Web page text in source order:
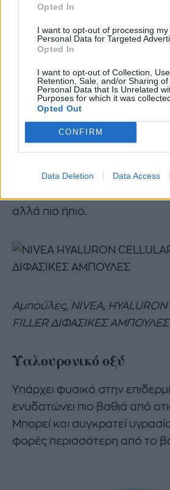
Opted In
I want to opt-out of processing my
Personal Data for Targeted
Opted In
I want to opt-out of Collection, Use,
Retention, Sale, and/or Sharing of
Personal Data that Is Unrelated
Purposes for which it was
Opted Out
CONFIRM
Data Deletion Data Access
Μανδελικό οξύ
οικογένεια των Άλφα
γλυκολικό, και καταπολεμά
ακμή και γήρας.
Η διαφορά του με το
εισχωρεί βαθιά στην
αλλά πιο ήπιο.
Αμπούλες, NIVEA, HYALURON
FILLER ΔΙΦΑΣΙΚΕΣ ΑΜΠΟΥΛΕΣ
Υαλουρονικό οξύ
Υπάρχει φυσικά στην
ενυδατώνει πιο βαθιά από
Μπορεί και συγκρατεί
φορές περισσότερη από το